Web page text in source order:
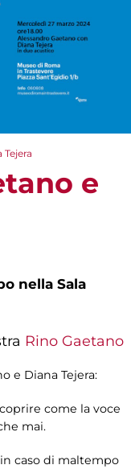
e
nella Sala
Rino Gaetano
e Diana Tejera:
come la voce
mai.
caso di maltempo